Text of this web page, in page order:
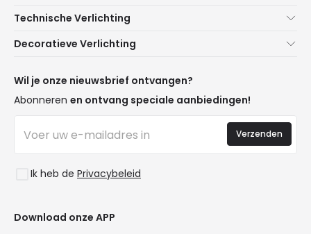
Klantenservice
Verzendmethoden
Bent u een Professional?
Veelgestelde Vragen (FAQ)
Technische Verlichting
Merken
LED Besparingscalculator
Bedrijfsverlichting
Decoratieve Verlichting
Trends
Premium Decoratiemerken
Nieuwe Decoraties
Ruimtes
Stijlen
Collecties
Wil je onze nieuwsbrief ontvangen?
Abonneren en ontvang speciale aanbiedingen!
Ik heb de Privacybeleid
Verzenden
Download onze APP